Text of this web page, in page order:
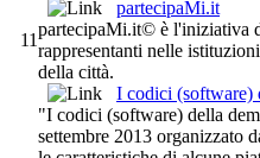
11
partecipaMi.it
partecipaMi.it© è l'iniziativa
rappresentanti nelle
della città.
I codici (software)
"I codici (software) della
settembre 2013 organizzato